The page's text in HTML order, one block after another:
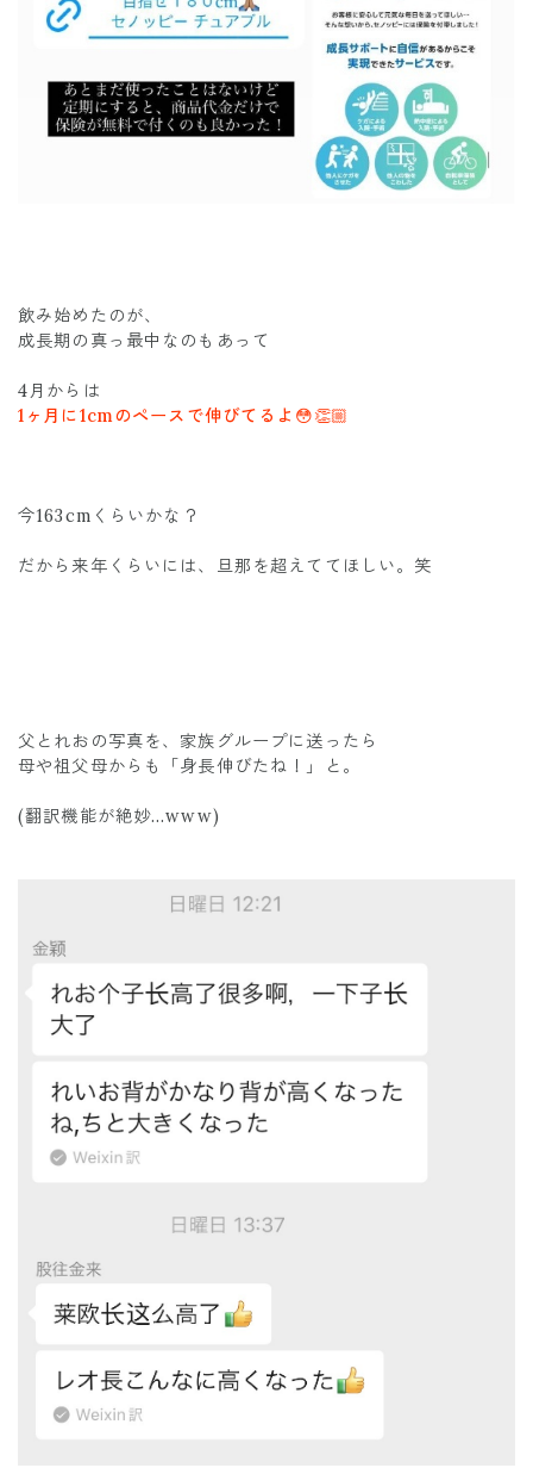
飲み始めたのが、
成長期の真っ最中なのもあって
4月からは
1ヶ月に1cmのペースで伸びてるよ😳👏🏼
今163cmくらいかな？
だから来年くらいには、旦那を超えててほしい。笑
父とれおの写真を、家族グループに送ったら
母や祖父母からも「身長伸びたね！」と。
(翻訳機能が絶妙…www)